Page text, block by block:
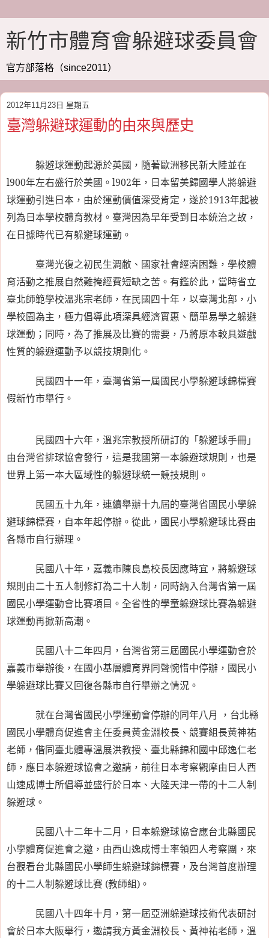
新竹市體育會躲避球委員會
官方部落格（since2011）
2012年11月23日 星期五
臺灣躲避球運動的由來與歷史
躲避球運動起源於英國，隨著歐洲移民新大陸並在
l900年左右盛行於美國。 l902年，日本留美歸國學人將躲避
球運動引進日本，由於運動價值深受肯定，遂於1913年起被
列為日本學校體育教材。臺灣因為早年受到日本統治之故，
在日據時代已有躲避球運動。
臺灣光復之初民生淍敝、國家社會經濟困難，學校體
育活動之推展自然難掩經費短缺之苦。有鑑於此，當時省立
臺北師範學校溫兆宗老師，在民國四十年，以臺灣北部，小
學校園為主，極力倡導此項深具經濟實惠、簡單易學之躲避
球運動；同時，為了推展及比賽的需要，乃將原本較具遊戲
性質的躲避運動予以競技規則化。
民國四十一年，臺灣省第一屆國民小學躲避球錦標賽
假新竹市舉行。
民國四十六年，溫兆宗教授所研訂的「躲避球手冊」
由台灣省排球協會發行，這是我國第一本躲避球規則，也是
世界上第一本大區域性的躲避球統一競技規則。
民國五十九年，連續舉辦十九屆的臺灣省國民小學躲
避球錦標賽，自本年起停辦。從此，國民小學躲避球比賽由
各縣市自行辦理。
民國八十年，嘉義市陳良島校長因應時宜，將躲避球
規則由二十五人制修訂為二十人制，同時納入台灣省第一屆
國民小學運動會比賽項目。全省性的學童躲避球比賽為躲避
球運動再掀新高潮。
民國八十二年四月，台灣省第三屆國民小學運動會於
嘉義市舉辦後，在國小基層體育界同聲惋惜中停辦，國民小
學躲避球比賽又回復各縣市自行舉辦之情況。
就在台灣省國民小學運動會停辦的同年八月 ，台北縣
國民小學體育促進會主任委員黃金淵校長、競賽組長黃神祐
老師，偕同臺北體專溫展洪教授、臺北縣錦和國中邱逸仁老
師，應日本躲避球協會之邀請，前往日本考察觀摩由日人西
山速成博士所倡導並盛行於日本、大陸天津一帶的十二人制
躲避球。
民國八十二年十二月，日本躲避球協會應台北縣國民
小學體育促進會之邀，由西山逸成博士率領四人考察團，來
台觀看台北縣國民小學師生躲避球錦標賽，及台灣首度辦理
的十二人制躲避球比賽 (教師組) 。
民國八十四年十月，第一屆亞洲躲避球技術代表研討
會於日本大阪舉行，遨請我方黃金淵校長、黃神祐老師，溫